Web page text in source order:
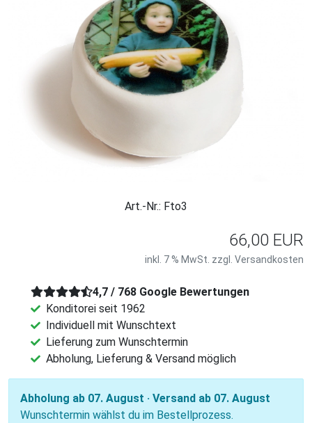
Art.-Nr.: Fto3
66,00 EUR
inkl. 7 % MwSt. zzgl. Versandkosten
4,7 / 768 Google Bewertungen
Konditorei seit 1962
Individuell mit Wunschtext
Lieferung zum Wunschtermin
Abholung, Lieferung & Versand möglich
Abholung ab 07. August · Versand ab 07. August
Wunschtermin wählst du im Bestellprozess.